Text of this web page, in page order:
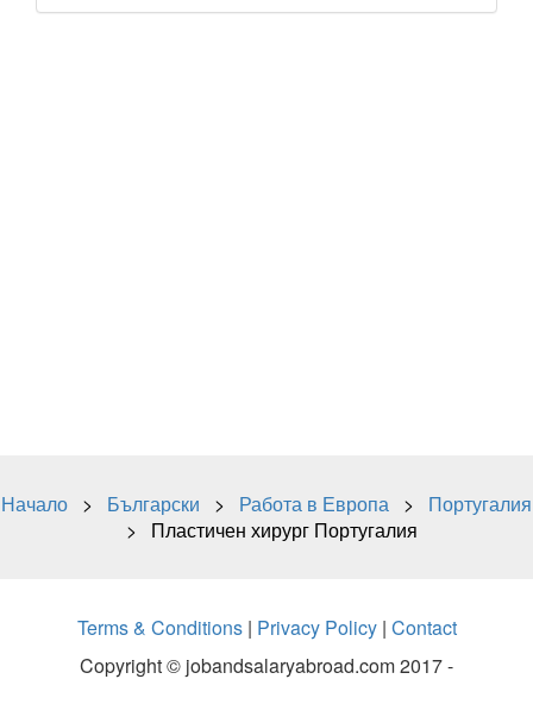
Начало > Български > Работа в Европа > Португалия
> Пластичен хирург Португалия
Terms & Conditions| Privacy Policy| Contact
Copyright © jobandsalaryabroad.com 2017 -